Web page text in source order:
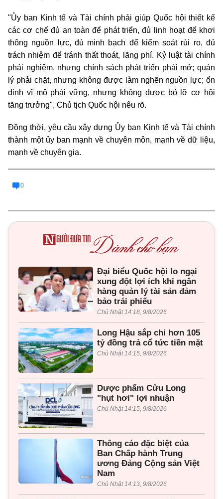
"Ủy ban Kinh tế và Tài chính phải giúp Quốc hội thiết kế
các cơ chế đủ an toàn để phát triển, đủ linh hoạt để khơi
thông nguồn lực, đủ minh bạch để kiểm soát rủi ro, đủ
trách nhiệm để tránh thất thoát, lãng phí. Kỷ luật tài chính
phải nghiêm, nhưng chính sách phát triển phải mở; quản
lý phải chặt, nhưng không được làm nghẽn nguồn lực; ổn
định vĩ mô phải vững, nhưng không được bỏ lỡ cơ hội
tăng trưởng", Chủ tịch Quốc hội nêu rõ.
Đồng thời, yêu cầu xây dựng Ủy ban Kinh tế và Tài chính
thành một ủy ban mạnh về chuyên môn, mạnh về dữ liệu,
mạnh về chuyên gia.
0
Đại biểu Quốc hội lo ngại
xung đột lợi ích khi ngân
hàng quản lý tài sản đảm
bảo trái phiếu
Chủ Nhật 14:18, 9/8/2026
Long Hậu sắp chi hơn 105
tỷ đồng trả cổ tức tiền mặt
Chủ Nhật 14:15, 9/8/2026
Dược phẩm Cửu Long
"hụt hơi" lợi nhuận
Chủ Nhật 14:15, 9/8/2026
Thông cáo đặc biệt của
Ban Chấp hành Trung
ương Đảng Cộng sản Việt
Nam
Chủ Nhật 14:13, 9/8/2026